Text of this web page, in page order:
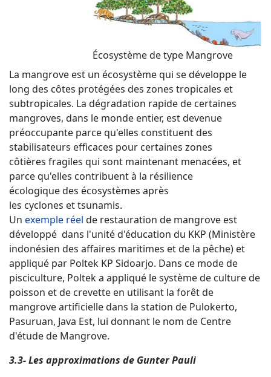
Écosystème de type Mangrove
La mangrove est un écosystème qui se développe le
long des côtes protégées des zones tropicales et
subtropicales. La dégradation rapide de certaines
mangroves, dans le monde entier, est devenue
préoccupante parce qu'elles constituent des
stabilisateurs efficaces pour certaines zones
côtières fragiles qui sont maintenant menacées, et
parce qu'elles contribuent à la résilience
écologique des écosystèmes après
les cyclones et tsunamis.
Un exemple réel de restauration de mangrove est
développé dans l'unité d'éducation du KKP (Ministère
indonésien des affaires maritimes et de la pêche) et
appliqué par Poltek KP Sidoarjo. Dans ce mode de
pisciculture, Poltek a appliqué le système de culture de
poisson et de crevette en utilisant la forêt de
mangrove artificielle dans la station de Pulokerto,
Pasuruan, Java Est, lui donnant le nom de Centre
d'étude de Mangrove.
3.3- Les approximations de Gunter Pauli